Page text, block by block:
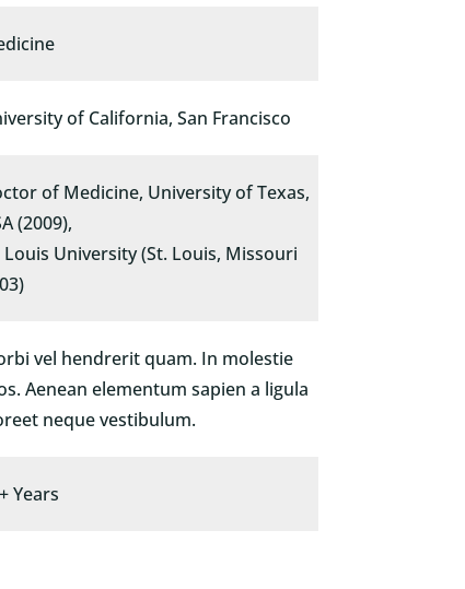
of California, San Francisco
of Medicine, University of Texas,
(2009),
Louis University (St. Louis, Missouri
vel hendrerit quam. In molestie
Aenean elementum sapien a ligula
neque vestibulum.
Years